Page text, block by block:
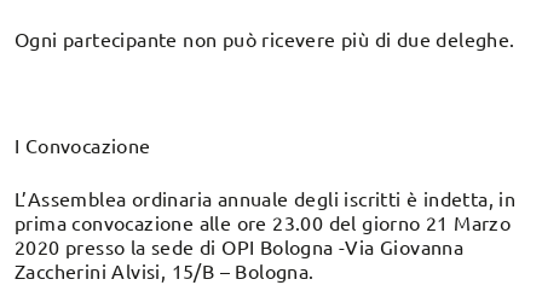
Ogni partecipante non può ricevere più di due deleghe.
I Convocazione
L’Assemblea ordinaria annuale degli iscritti è indetta, in
prima convocazione alle ore 23.00 del giorno 21 Marzo
2020 presso la sede di OPI Bologna -Via Giovanna
Zaccherini Alvisi, 15/B – Bologna.